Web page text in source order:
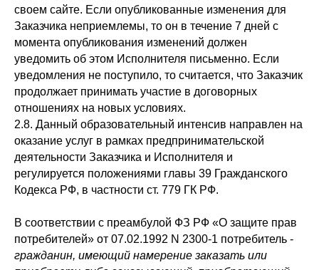
своем сайте. Если опубликованные изменения для
Заказчика неприемлемы, то он в течение 7 дней с
момента опубликования изменений должен
уведомить об этом Исполнителя письменно. Если
уведомления не поступило, то считается, что Заказчик
продолжает принимать участие в договорных
отношениях на новых условиях.
2.8. Данный образовательный интенсив направлен на
оказание услуг в рамках предпринимательской
деятельности Заказчика и Исполнителя и
регулируется положениями главы 39 Гражданского
Кодекса РФ, в частности ст. 779 ГК РФ.
В соответствии с преамбулой ФЗ РФ «О защите прав
потребителей» от 07.02.1992 N 2300-1 потребитель -
гражданин, имеющий намерение заказать или